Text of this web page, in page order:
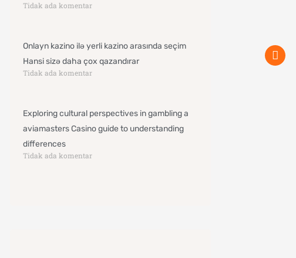
Tidak ada komentar
Onlayn kazino ilə yerli kazino arasında seçim
Hansi sizə daha çox qazandırar
Tidak ada komentar
Exploring cultural perspectives in gambling a
aviamasters Casino guide to understanding
differences
Tidak ada komentar